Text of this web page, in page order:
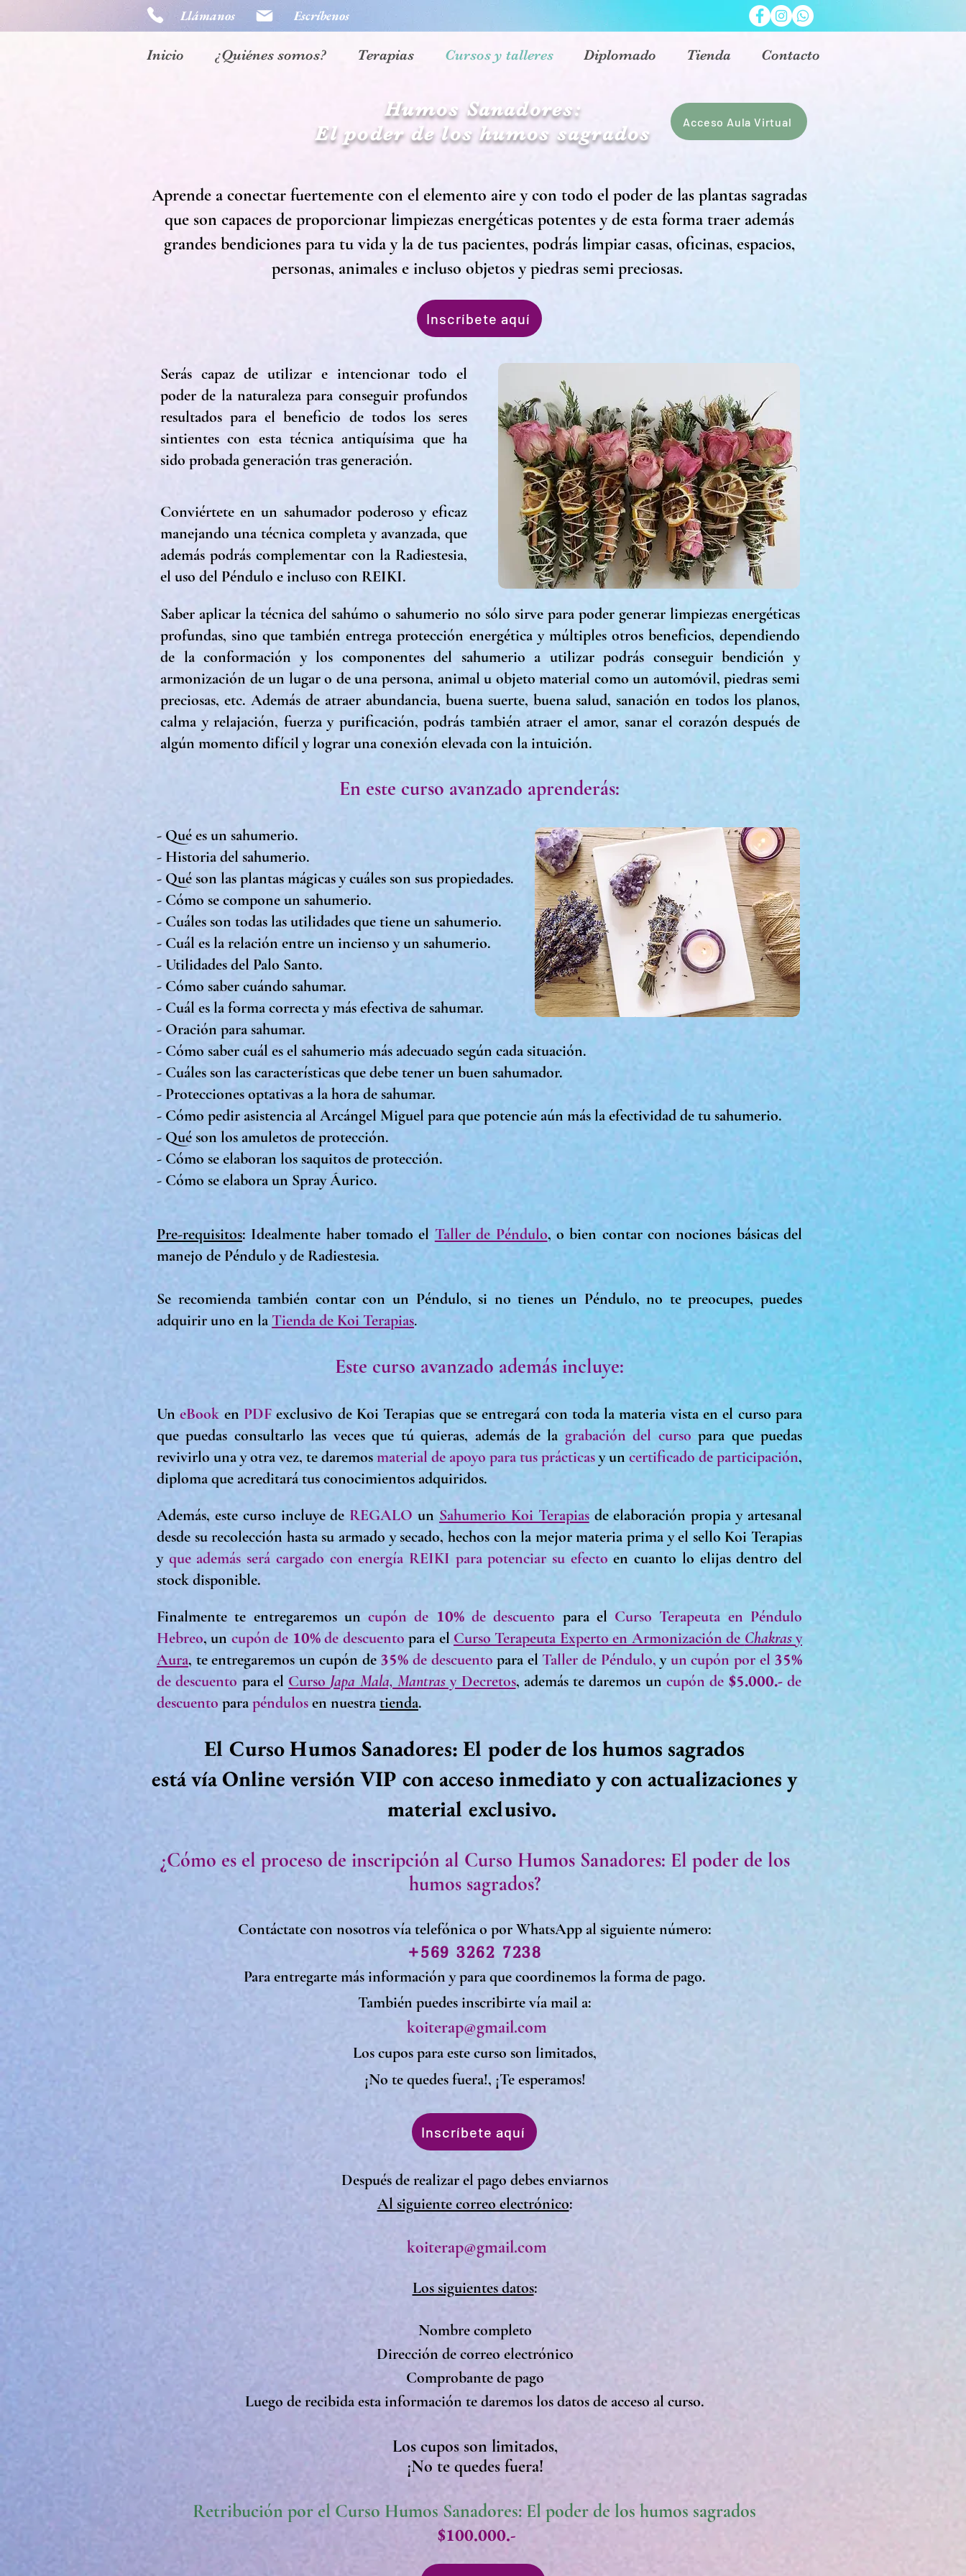
Inicio ¿Quiénes somos? Terapias Cursos y talleres Diplomado Tienda Contacto
Humos Sanadores:
El poder de los humos sagrados
Acceso Aula Virtual
Aprende a conectar fuertemente con el elemento aire y con todo el poder de las plantas sagradas
que son capaces de proporcionar limpiezas energéticas potentes y de esta forma traer además
grandes bendiciones para tu vida y la de tus pacientes, podrás limpiar casas, oficinas, espacios,
personas, animales e incluso objetos y piedras semi preciosas.
Inscríbete aquí
Serás capaz de utilizar e intencionar todo el
poder de la naturaleza para conseguir profundos
resultados para el beneficio de todos los seres
sintientes con esta técnica antiquísima que ha
sido probada generación tras generación.
Conviértete en un sahumador poderoso y eficaz
manejando una técnica completa y avanzada, que
además podrás complementar con la Radiestesia,
el uso del Péndulo e incluso con REIKI.
Saber aplicar la técnica del sahúmo o sahumerio no sólo sirve para poder generar limpiezas energéticas
profundas, sino que también entrega protección energética y múltiples otros beneficios, dependiendo
de la conformación y los componentes del sahumerio a utilizar podrás conseguir bendición y
armonización de un lugar o de una persona, animal u objeto material como un automóvil, piedras semi
preciosas, etc. Además de atraer abundancia, buena suerte, buena salud, sanación en todos los planos,
calma y relajación, fuerza y purificación, podrás también atraer el amor, sanar el corazón después de
algún momento difícil y lograr una conexión elevada con la intuición.
En este curso avanzado aprenderás:
- Qué es un sahumerio.
- Historia del sahumerio.
- Qué son las plantas mágicas y cuáles son sus propiedades.
- Cómo se compone un sahumerio.
- Cuáles son todas las utilidades que tiene un sahumerio.
- Cuál es la relación entre un incienso y un sahumerio.
- Utilidades del Palo Santo.
- Cómo saber cuándo sahumar.
- Cuál es la forma correcta y más efectiva de sahumar.
- Oración para sahumar.
- Cómo saber cuál es el sahumerio más adecuado según cada situación.
- Cuáles son las características que debe tener un buen sahumador.
- Protecciones optativas a la hora de sahumar.
- Cómo pedir asistencia al Arcángel Miguel para que potencie aún más la efectividad de tu sahumerio.
- Qué son los amuletos de protección.
- Cómo se elaboran los saquitos de protección.
- Cómo se elabora un Spray Áurico.
Pre-requisitos: Idealmente haber tomado el Taller de Péndulo, o bien contar con nociones básicas del
manejo de Péndulo y de Radiestesia.
Se recomienda también contar con un Péndulo, si no tienes un Péndulo, no te preocupes, puedes
adquirir uno en laTienda de Koi Terapias.
Este curso avanzado además incluye:
UneBook en PDFexclusivo de Koi Terapias que se entregará con toda la materia vista en el curso para
que puedas consultarlo las veces que tú quieras, además delagrabación del curso para que puedas
revivirlo una y otra vez, te daremosmaterial de apoyo para tus prácticasy un certificado de participación,
diploma que acreditará tus conocimientos adquiridos.
Además, este curso incluye de REGALO un Sahumerio Koi Terapias de elaboración propia y artesanal
desde su recolección hasta su armado y secado, hechos con la mejor materia prima y el sello Koi Terapias
y que además será cargado con energía REIKI para potenciar su efecto en cuanto lo elijas dentro del
stock disponible.
Finalmente te entregaremos uncupón de 10% de descuento para el Curso Terapeuta en Péndulo
Hebreo, un cupón de 10% de descuentopara el Curso Terapeuta Experto en Armonización de Chakrasy
Aura, te entregaremos un cupón de 35% de descuento para el Taller de Péndulo,yun cupón por el 35%
de descuento para el Curso Japa Mala, Mantrasy Decretos, además te daremos un cupón de $5.000.-de
descuento parapéndulosen nuestratienda.
El Curso Humos Sanadores: El poder de los humos sagrados
está vía Online versión VIP con acceso inmediato y con actualizaciones y
material exclusivo.
¿Cómo es el proceso de inscripción al Curso Humos Sanadores: El poder de los
humos sagrados?
Contáctatecon nosotrosvía telefónica o por WhatsApp al siguiente número:
+569 3262 7238
Para entregarte más información y para que coordinemos la forma de pago.
También puedes inscribirte vía mail a:
koiterap@gmail.com
Los cupos para este curso son limitados,
¡No te quedes fuera!, ¡Te esperamos!
Después de realizar el pago debes enviarnos
Al siguiente correo electrónico:
koiterap@gmail.com
Los siguientes datos:
Nombre completo
Dirección de correo electrónico
Comprobante de pago
Luego de recibida esta información te daremos los datos de acceso al curso.
Los cupos son limitados,
¡No te quedes fuera!
Inscríbete aquí
Retribución por el Curso Humos Sanadores: El poder de los humos sagrados
$100.000.-
Llámanos Escríbenos